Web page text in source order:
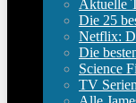
Aktuelle
Die 25
Netflix:
Die
Science
TV